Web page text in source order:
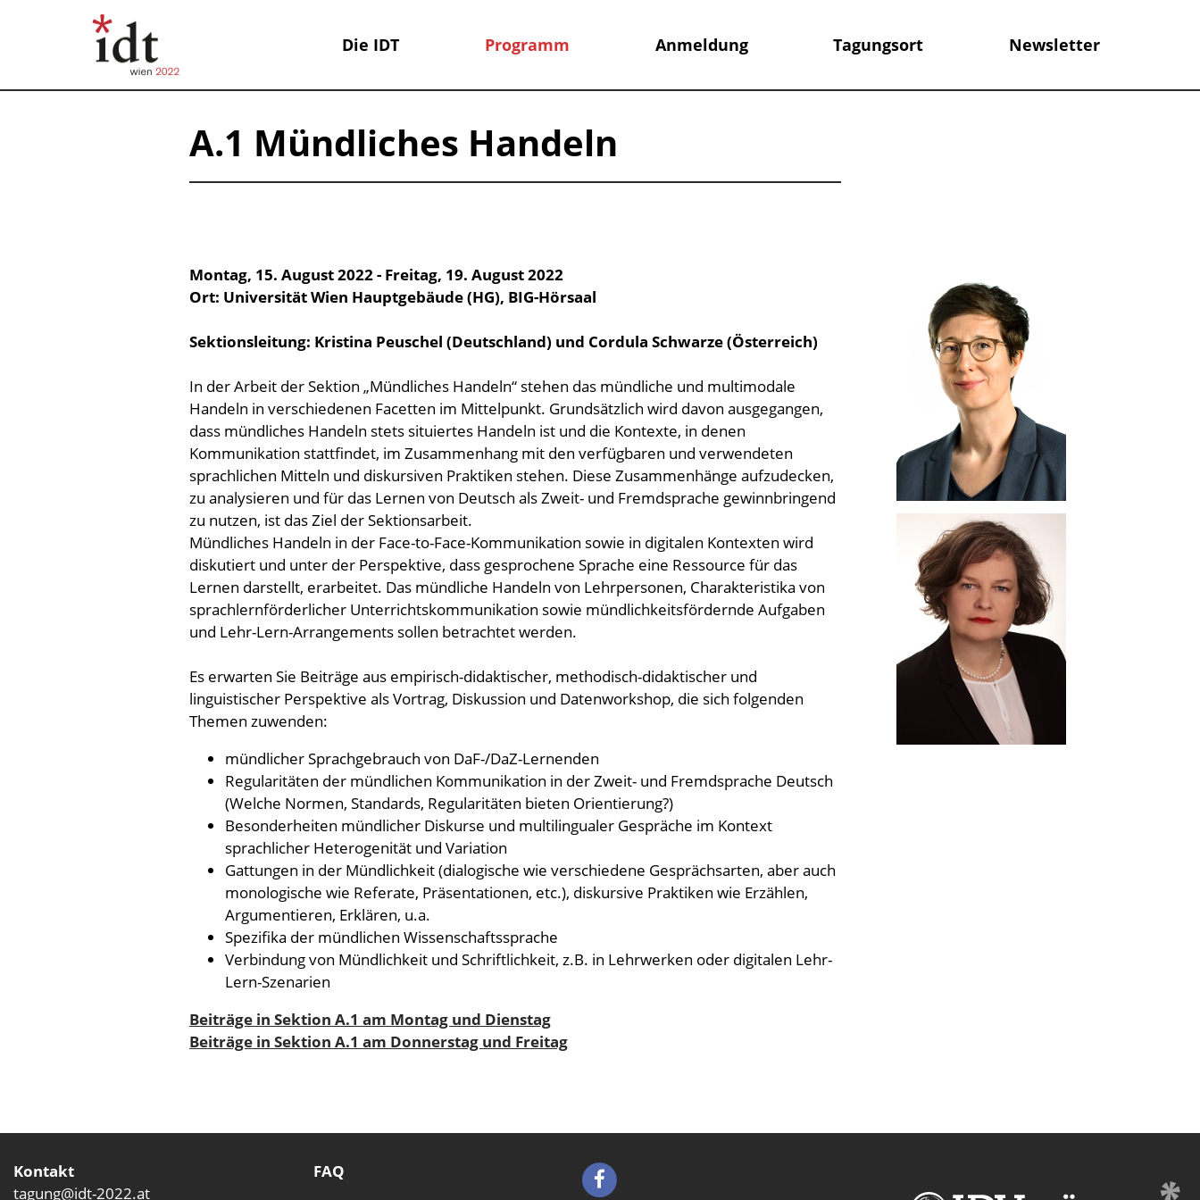
Die IDT Programm Anmeldung Tagungsort Newsletter
A.1 Mündliches Handeln
Montag, 15. August 2022 - Freitag, 19. August 2022
Ort: Universität Wien Hauptgebäude (HG), BIG-Hörsaal
Sektionsleitung: Kristina Peuschel (Deutschland) und Cordula Schwarze (Österreich)
In der Arbeit der Sektion „Mündliches Handeln“ stehen das mündliche und multimodale
Handeln in verschiedenen Facetten im Mittelpunkt. Grundsätzlich wird davon ausgegangen,
dass mündliches Handeln stets situiertes Handeln ist und die Kontexte, in denen
Kommunikation stattfindet, im Zusammenhang mit den verfügbaren und verwendeten
sprachlichen Mitteln und diskursiven Praktiken stehen. Diese Zusammenhänge aufzudecken,
zu analysieren und für das Lernen von Deutsch als Zweit- und Fremdsprache gewinnbringend
zu nutzen, ist das Ziel der Sektionsarbeit.
Mündliches Handeln in der Face-to-Face-Kommunikation sowie in digitalen Kontexten wird
diskutiert und unter der Perspektive, dass gesprochene Sprache eine Ressource für das
Lernen darstellt, erarbeitet. Das mündliche Handeln von Lehrpersonen, Charakteristika von
sprachlernförderlicher Unterrichtskommunikation sowie mündlichkeitsfördernde Aufgaben
und Lehr-Lern-Arrangements sollen betrachtet werden.
Es erwarten Sie Beiträge aus empirisch-didaktischer, methodisch-didaktischer und
linguistischer Perspektive als Vortrag, Diskussion und Datenworkshop, die sich folgenden
Themen zuwenden:
mündlicher Sprachgebrauch von DaF-/DaZ-Lernenden
Regularitäten der mündlichen Kommunikation in der Zweit- und Fremdsprache Deutsch
(Welche Normen, Standards, Regularitäten bieten Orientierung?)
Besonderheiten mündlicher Diskurse und multilingualer Gespräche im Kontext
sprachlicher Heterogenität und Variation
Gattungen in der Mündlichkeit (dialogische wie verschiedene Gesprächsarten, aber auch
monologische wie Referate, Präsentationen, etc.), diskursive Praktiken wie Erzählen,
Argumentieren, Erklären, u.a.
Spezifika der mündlichen Wissenschaftssprache
Verbindung von Mündlichkeit und Schriftlichkeit, z.B. in Lehrwerken oder digitalen Lehr-
Lern-Szenarien
Beiträge in Sektion A.1 am Montag und Dienstag
Beiträge in Sektion A.1 am Donnerstag und Freitag
Kontakt
tagung@idt-2022.at
FAQ